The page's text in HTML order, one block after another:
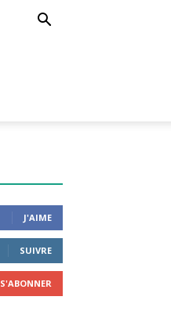
J'AIME
SUIVRE
S'ABONNER